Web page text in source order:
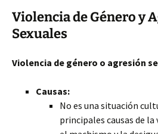
Violencia de Género y
Sexuales
Violencia de género o agresión
Causas:
No es una situación
principales causas de